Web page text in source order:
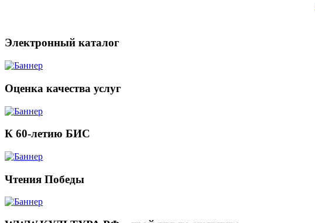
Электронный каталог
Оценка качества услуг
К 60-летию БИС
Чтения Победы